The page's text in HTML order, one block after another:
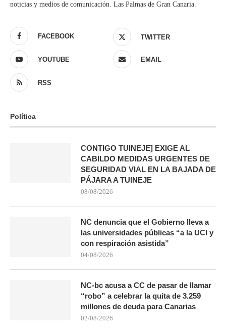
noticias y medios de comunicación. Las Palmas de Gran Canaria.
FACEBOOK TWITTER
YOUTUBE EMAIL
RSS
Política
CONTIGO TUINEJE] EXIGE AL
CABILDO MEDIDAS URGENTES DE
SEGURIDAD VIAL EN LA BAJADA DE
PÁJARA A TUINEJE
08/08/2026
NC denuncia que el Gobierno lleva a
las universidades públicas “a la UCI y
con respiración asistida”
04/08/2026
NC-bc acusa a CC de pasar de llamar
“robo” a celebrar la quita de 3.259
millones de deuda para Canarias
02/08/2026